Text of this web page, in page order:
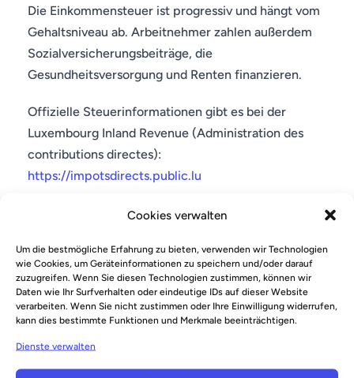
Cookies verwalten
Um die bestmögliche Erfahrung zu bieten, verwenden wir Technologien
wie Cookies, um Geräteinformationen zu speichern und/oder darauf
zuzugreifen. Wenn Sie diesen Technologien zustimmen, können wir
Daten wie Ihr Surfverhalten oder eindeutige IDs auf dieser Website
verarbeiten. Wenn Sie nicht zustimmen oder Ihre Einwilligung widerrufen,
kann dies bestimmte Funktionen und Merkmale beeinträchtigen.
Dienste verwalten
Die Einkommensteuer ist progressiv und hängt vom
Gehaltsniveau ab. Arbeitnehmer zahlen außerdem
Sozialversicherungsbeiträge, die
Gesundheitsversorgung und Renten finanzieren.
Offizielle Steuerinformationen gibt es bei der
Luxembourg Inland Revenue (Administration des
contributions directes):
https://impotsdirects.public.lu
Umzug nach Luxemburg für einen
Job
EU- und EWR-Bürger können ohne Arbeitserlaubnis
in Luxemburg leben und arbeiten. Nicht-EU-Bürger